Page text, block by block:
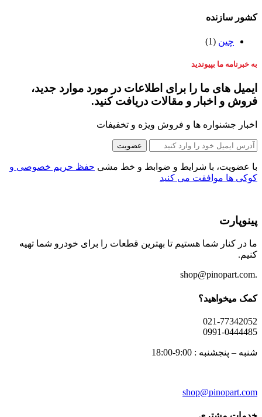
کشور سازنده
چین (1)
به خبرنامه ما بپیوندید
ایمیل های ما را برای اطلاعات در مورد موارد جدید،
فروش و اخبار و مقالات دریافت کنید.
اخبار جشنواره ها و فروش ویژه و تخفیفات
عضویت
با عضویت، با شرایط و ضوابط و خط مشی حفظ حریم خصوصی و
کوکی ها موافقت می کنید
پینوپارت
ما در کنار شما هستیم تا بهترین قطعات را برای خودرو شما تهیه
کنیم.
.shop@pinopart.com
کمک میخواهید؟
021-77342052
0991-0444485
شنبه – پنجشنبه : 9:00-18:00
shop@pinopart.com